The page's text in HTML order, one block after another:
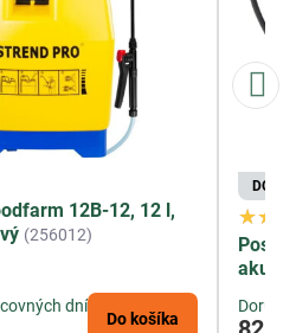
12B-12, 12 l,
(256012)
dní
Do košíka